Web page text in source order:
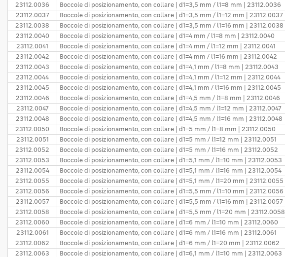
23112.0036
Boccole di posizionamento, con collare | d1=3,5 mm / l1=8 mm | 23112.0036
23112.0037
Boccole di posizionamento, con collare | d1=3,5 mm / l1=12 mm | 23112.0037
23112.0038
Boccole di posizionamento, con collare | d1=3,5 mm / l1=16 mm | 23112.0038
23112.0040
Boccole di posizionamento, con collare | d1=4 mm / l1=8 mm | 23112.0040
23112.0041
Boccole di posizionamento, con collare | d1=4 mm / l1=12 mm | 23112.0041
23112.0042
Boccole di posizionamento, con collare | d1=4 mm / l1=16 mm | 23112.0042
23112.0043
Boccole di posizionamento, con collare | d1=4,1 mm / l1=8 mm | 23112.0043
23112.0044
Boccole di posizionamento, con collare | d1=4,1 mm / l1=12 mm | 23112.0044
23112.0045
Boccole di posizionamento, con collare | d1=4,1 mm / l1=16 mm | 23112.0045
23112.0046
Boccole di posizionamento, con collare | d1=4,5 mm / l1=8 mm | 23112.0046
23112.0047
Boccole di posizionamento, con collare | d1=4,5 mm / l1=12 mm | 23112.0047
23112.0048
Boccole di posizionamento, con collare | d1=4,5 mm / l1=16 mm | 23112.0048
23112.0050
Boccole di posizionamento, con collare | d1=5 mm / l1=8 mm | 23112.0050
23112.0051
Boccole di posizionamento, con collare | d1=5 mm / l1=12 mm | 23112.0051
23112.0052
Boccole di posizionamento, con collare | d1=5 mm / l1=16 mm | 23112.0052
23112.0053
Boccole di posizionamento, con collare | d1=5,1 mm / l1=10 mm | 23112.0053
23112.0054
Boccole di posizionamento, con collare | d1=5,1 mm / l1=16 mm | 23112.0054
23112.0055
Boccole di posizionamento, con collare | d1=5,1 mm / l1=20 mm | 23112.0055
23112.0056
Boccole di posizionamento, con collare | d1=5,5 mm / l1=10 mm | 23112.0056
23112.0057
Boccole di posizionamento, con collare | d1=5,5 mm / l1=16 mm | 23112.0057
23112.0058
Boccole di posizionamento, con collare | d1=5,5 mm / l1=20 mm | 23112.0058
23112.0060
Boccole di posizionamento, con collare | d1=6 mm / l1=10 mm | 23112.0060
23112.0061
Boccole di posizionamento, con collare | d1=6 mm / l1=16 mm | 23112.0061
23112.0062
Boccole di posizionamento, con collare | d1=6 mm / l1=20 mm | 23112.0062
23112.0063
Boccole di posizionamento, con collare | d1=6,1 mm / l1=10 mm | 23112.0063